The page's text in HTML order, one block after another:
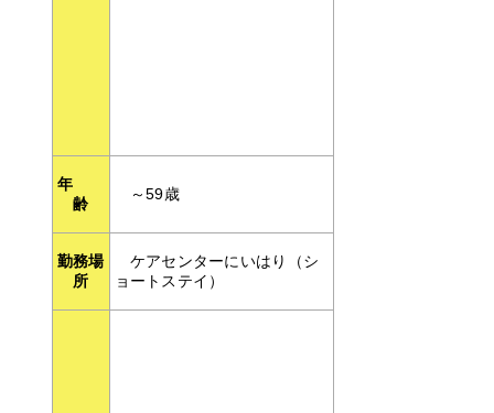
年
齢
～59歳
勤務場
所
ケアセンターにいはり（シ
ョートステイ）